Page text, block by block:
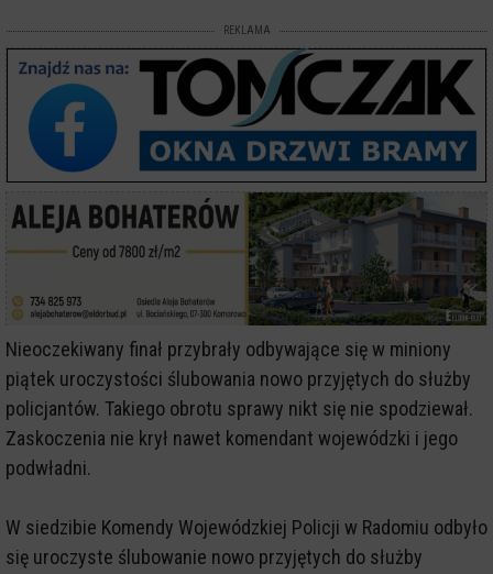
REKLAMA
Nieoczekiwany finał przybrały odbywające się w miniony
piątek uroczystości ślubowania nowo przyjętych do służby
policjantów. Takiego obrotu sprawy nikt się nie spodziewał.
Zaskoczenia nie krył nawet komendant wojewódzki i jego
podwładni.
W siedzibie Komendy Wojewódzkiej Policji w Radomiu odbyło
się uroczyste ślubowanie nowo przyjętych do służby